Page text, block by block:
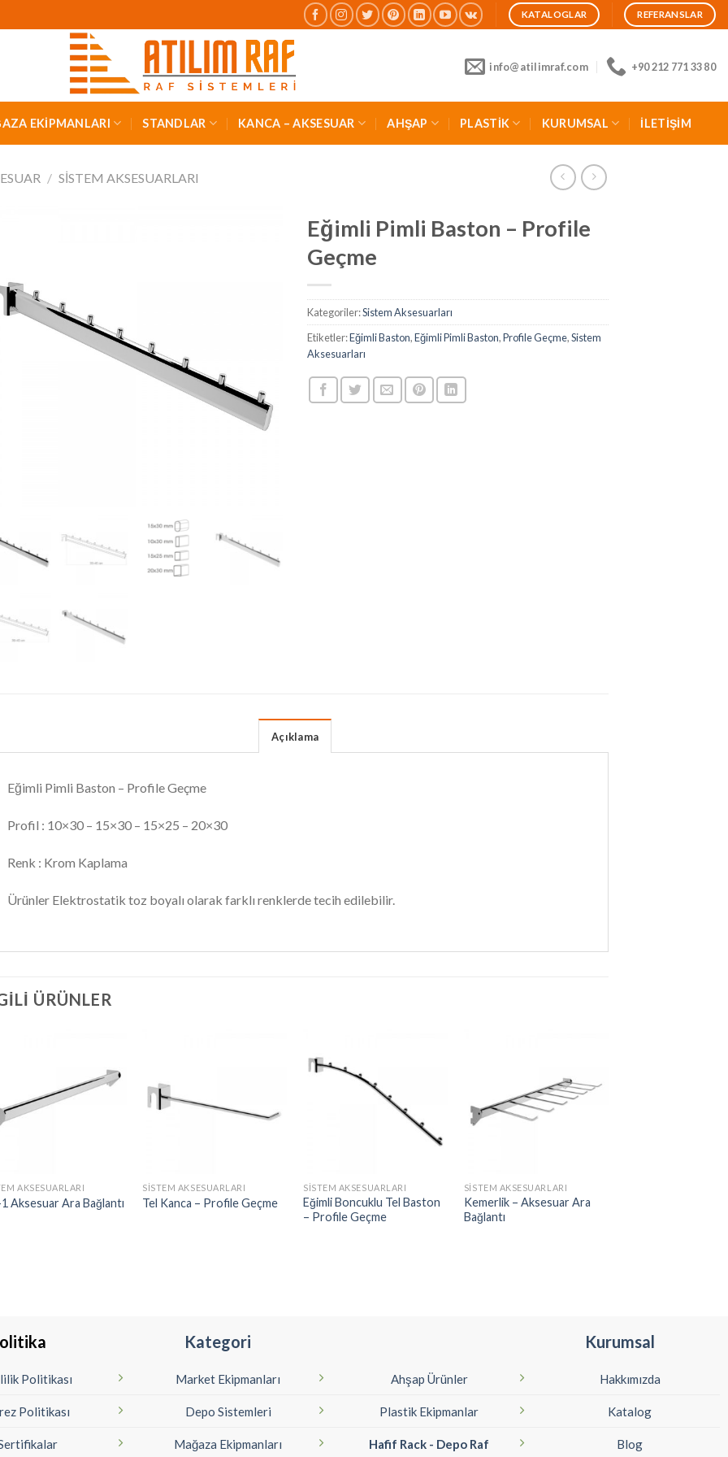
KATALOGLAR REFERANSLAR
info@atilimraf.com +90 212 771 33 80
EKİPMANLARI STANDLAR KANCA – AKSESUAR AHŞAP PLASTİK KURUMSAL İLETİŞİM
/ SISTEM AKSESUARLARI
Eğimli Pimli Baston – Profile
Geçme
Kategoriler:Sistem Aksesuarları
Etiketler:Eğimli Baston,Eğimli Pimli Baston,Profile Geçme,Sistem
Aksesuarları
Açıklama
Eğimli Pimli Baston – Profile Geçme
Profil : 10×30 – 15×30 – 15×25 – 20×30
Renk : Krom Kaplama
Ürünler Elektrostatik toz boyalı olarak farklı renklerde tecih edilebilir.
ÜRÜNLER
AKSESUARLARI
Aksesuar Ara Bağlantı
SISTEM AKSESUARLARI
Tel Kanca – Profile Geçme
SISTEM AKSESUARLARI
Eğimli Boncuklu Tel Baston
– Profile Geçme
SISTEM AKSESUARLARI
Kemerlik – Aksesuar Ara
Bağlantı
Politikası
Politikası
Kategori
Market Ekipmanları
Depo Sistemleri
Mağaza Ekipmanları
Ahşap Ürünler
Plastik Ekipmanlar
Hafif Rack - Depo Raf
Kurumsal
Hakkımızda
Katalog
Blog